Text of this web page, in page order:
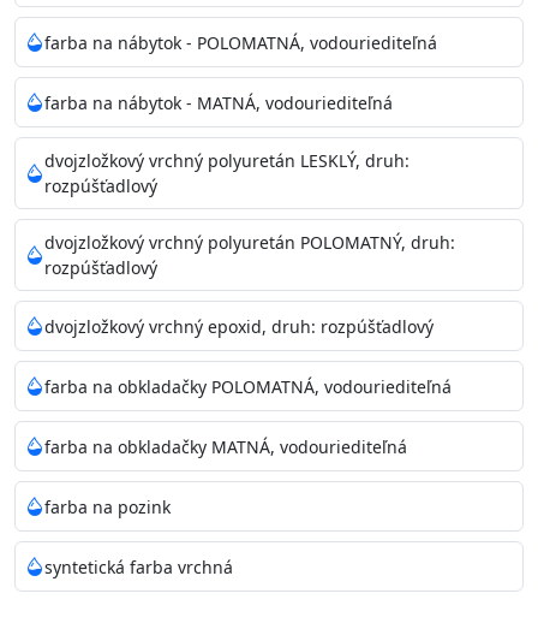
farba na nábytok - POLOMATNÁ, vodouriediteľná
farba na nábytok - MATNÁ, vodouriediteľná
dvojzložkový vrchný polyuretán LESKLÝ, druh:
rozpúšťadlový
dvojzložkový vrchný polyuretán POLOMATNÝ, druh:
rozpúšťadlový
dvojzložkový vrchný epoxid, druh: rozpúšťadlový
farba na obkladačky POLOMATNÁ, vodouriediteľná
farba na obkladačky MATNÁ, vodouriediteľná
farba na pozink
syntetická farba vrchná